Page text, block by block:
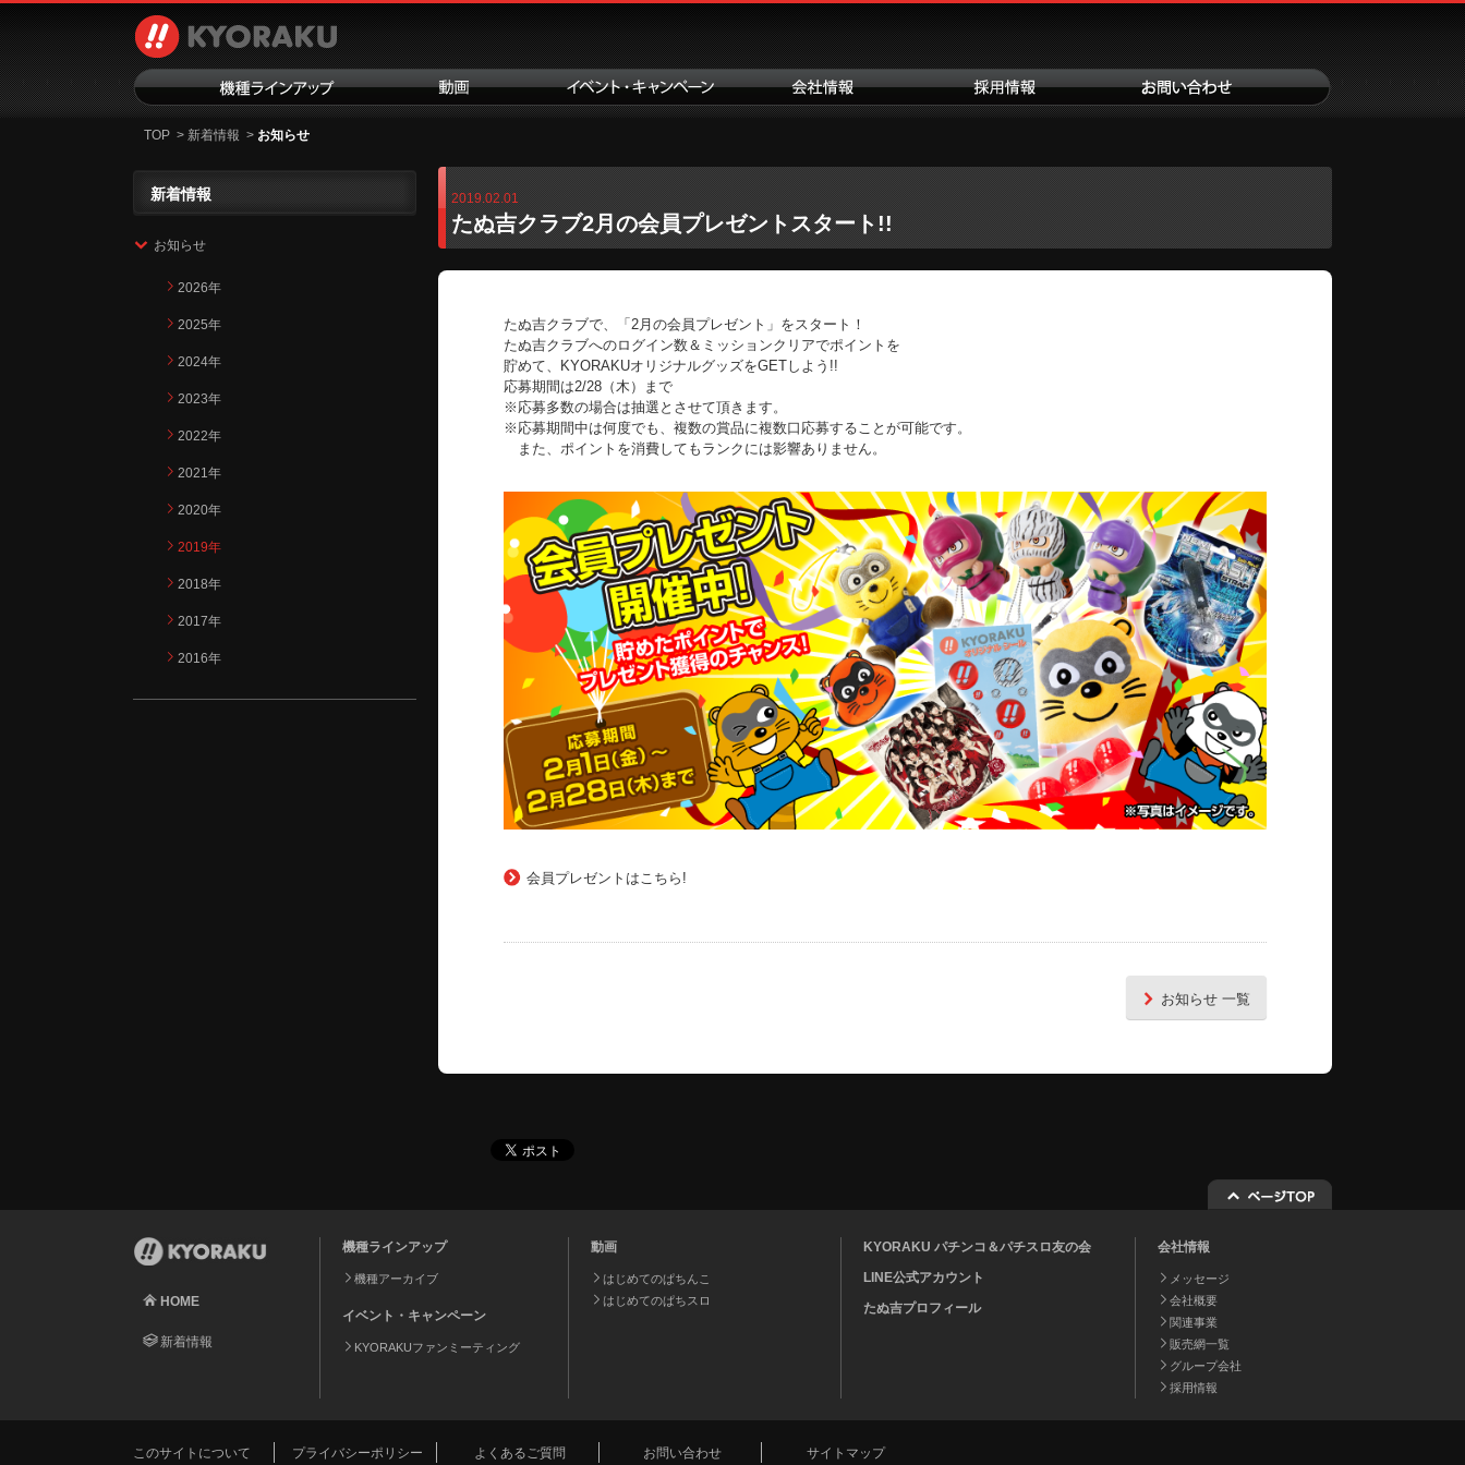
TOP > 新着情報 > お知らせ
新着情報
お知らせ
2026年
2025年
2024年
2023年
2022年
2021年
2020年
2019年
2018年
2017年
2016年
2019.02.01
たぬ吉クラブ2月の会員プレゼントスタート!!
たぬ吉クラブで、「2月の会員プレゼント」をスタート！
たぬ吉クラブへのログイン数＆ミッションクリアでポイントを
貯めて、KYORAKUオリジナルグッズをGETしよう!!
応募期間は2/28（木）まで
※応募多数の場合は抽選とさせて頂きます。
※応募期間中は何度でも、複数の賞品に複数口応募することが可能です。
また、ポイントを消費してもランクには影響ありません。
会員プレゼントはこちら!
お知らせ 一覧
HOME
新着情報
機種ラインアップ
機種アーカイブ
イベント・キャンペーン
KYORAKUファンミーティング
動画
はじめてのぱちんこ
はじめてのぱちスロ
KYORAKU パチンコ＆パチスロ友の会
LINE公式アカウント
たぬ吉プロフィール
会社情報
メッセージ
会社概要
関連事業
販売網一覧
グループ会社
採用情報
このサイトについて プライバシーポリシー よくあるご質問 お問い合わせ サイトマップ